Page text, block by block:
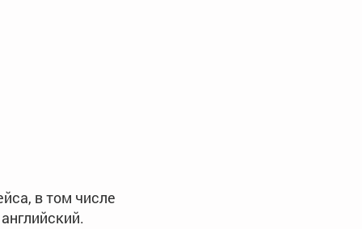
в том числе